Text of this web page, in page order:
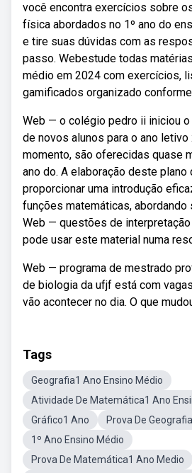
você encontra exercícios sobre
física abordados no 1º ano do
e tire suas dúvidas com as
passo. Webestude todas
médio em 2024 com exercícios,
gamificados organizado
Web — o colégio pedro ii iniciou
de novos alunos para o ano
momento, são oferecidas quase
ano do. A elaboração deste plano
proporcionar uma introdução
funções matemáticas, abordando
Web — questões de
pode usar este material numa
Web — programa de mestrado
de biologia da ufjf está com
vão acontecer no dia. O que
Tags
Geografia1 Ano Ensino Médio
Atividade De Matemática1 Ano
Gráfico1 Ano
Prova De
1º Ano Ensino Médio
Prova De Matemática1 Ano Medio